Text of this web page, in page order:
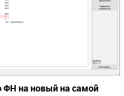
ФН на новый на самой